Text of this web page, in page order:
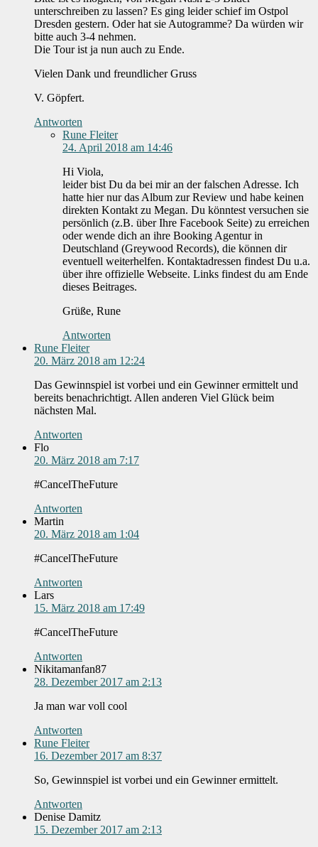
unterschreiben zu lassen? Es ging leider schief im Ostpol
Dresden gestern. Oder hat sie Autogramme? Da würden wir
bitte auch 3-4 nehmen.
Die Tour ist ja nun auch zu Ende.
Vielen Dank und freundlicher Gruss
V. Göpfert.
Antworten
Rune Fleiter
24. April 2018 am 14:46
Hi Viola,
leider bist Du da bei mir an der falschen Adresse. Ich
hatte hier nur das Album zur Review und habe keinen
direkten Kontakt zu Megan. Du könntest versuchen sie
persönlich (z.B. über Ihre Facebook Seite) zu erreichen
oder wende dich an ihre Booking Agentur in
Deutschland (Greywood Records), die können dir
eventuell weiterhelfen. Kontaktadressen findest Du u.a.
über ihre offizielle Webseite. Links findest du am Ende
dieses Beitrages.
Grüße, Rune
Antworten
Rune Fleiter
20. März 2018 am 12:24
Das Gewinnspiel ist vorbei und ein Gewinner ermittelt und
bereits benachrichtigt. Allen anderen Viel Glück beim
nächsten Mal.
Antworten
Flo
20. März 2018 am 7:17
#CancelTheFuture
Antworten
Martin
20. März 2018 am 1:04
#CancelTheFuture
Antworten
Lars
15. März 2018 am 17:49
#CancelTheFuture
Antworten
Nikitamanfan87
28. Dezember 2017 am 2:13
Ja man war voll cool
Antworten
Rune Fleiter
16. Dezember 2017 am 8:37
So, Gewinnspiel ist vorbei und ein Gewinner ermittelt.
Antworten
Denise Damitz
15. Dezember 2017 am 2:13